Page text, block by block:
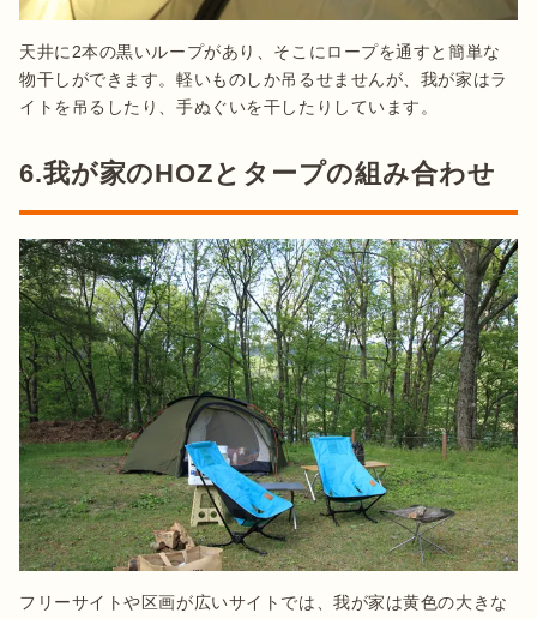
天井に2本の黒いループがあり、そこにロープを通すと簡単な
物干しができます。軽いものしか吊るせませんが、我が家はラ
イトを吊るしたり、手ぬぐいを干したりしています。
6.我が家のHOZとタープの組み合わせ
フリーサイトや区画が広いサイトでは、我が家は黄色の大きな